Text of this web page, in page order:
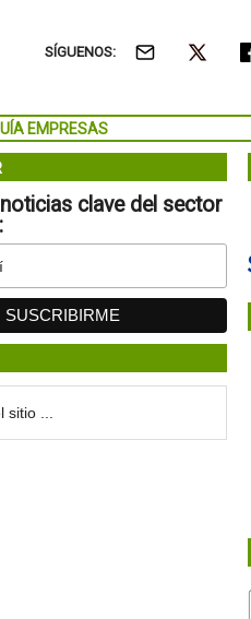
SÍGUENOS:
EMPRESAS
clave del sector